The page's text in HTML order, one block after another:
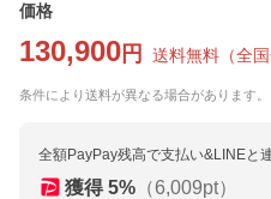
価格
130,900 円 送料無料 （全
条件により送料が異なる場合があります。
全額PayPay残高で支払い&LINEと
獲得 5% （6,009pt）